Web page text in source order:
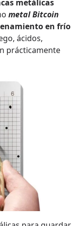
metálicas
metal Bitcoin
en frío
ácidos,
prácticamente